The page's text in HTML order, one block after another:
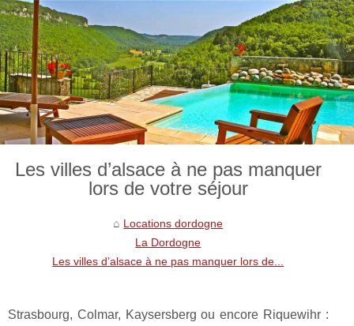
Les villes d’alsace à ne pas manquer
lors de votre séjour
Locations dordogne
La Dordogne
Les villes d’alsace à ne pas manquer lors de...
Strasbourg, Colmar, Kaysersberg ou encore Riquewihr :